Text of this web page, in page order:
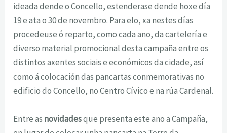
ideada dende o Concello, estenderase dende hoxe día
19 e ata o 30 de novembro. Para elo, xa nestes días
procedeuse ó reparto, como cada ano, da cartelería e
diverso material promocional desta campaña entre os
distintos axentes sociais e económicos da cidade, así
como á colocación das pancartas conmemorativas no
edificio do Concello, no Centro Cívico e na rúa Cardenal.
Entre as novidadesque presenta este ano a Campaña,